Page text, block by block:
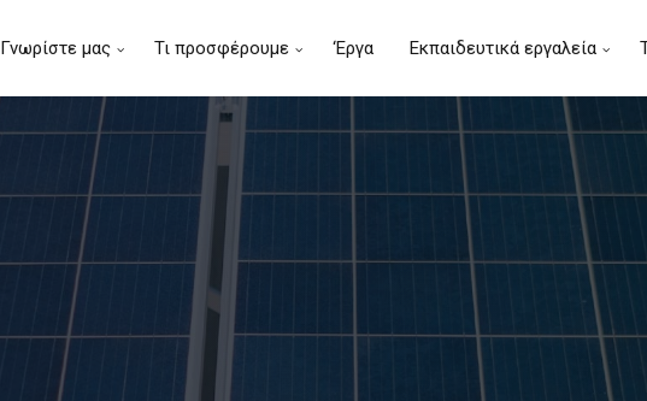
Γνωρίστε μας Τι προσφέρουμε ‘Εργα Εκπαιδευτικά εργαλεία